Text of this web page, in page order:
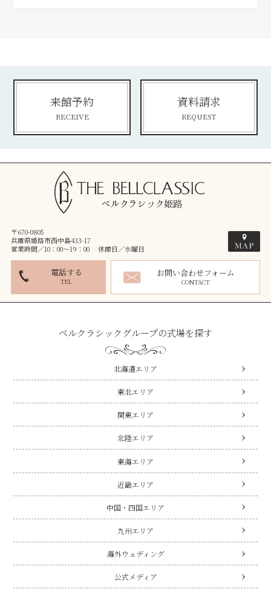
来館予約
RECEIVE
資料請求
REQUEST
〒670-0805
兵庫県姫路市西中島433-17
営業時間／10：00～19：00 休館日／水曜日
電話する
TEL
お問い合わせフォーム
CONTACT
ベルクラシックグループの式場を探す
北海道エリア
東北エリア
関東エリア
北陸エリア
東海エリア
近畿エリア
中国・四国エリア
九州エリア
海外ウェディング
公式メディア